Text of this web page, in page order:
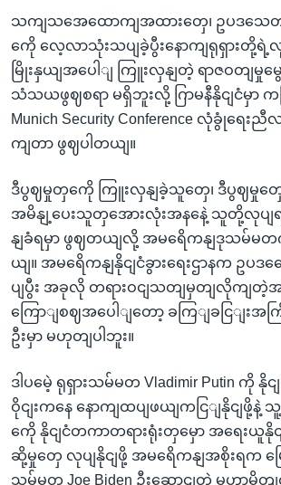
သကျသအေထောကျအထားတှေ၊ ဥပဒသေ
ကေို လေ့လာသုံးသပျခဲ့ပွီးနောကျရုရှားတို့ရဲ့
မြိုးနှယျအပေါျ ကြူးလှနျတဲ့ ရာဇဝတျမှု
သံသယဖွဈစရာ မရှိဘူးလို့ ဂြာမနီနိုငျငံမှာ က
Munich Security Conference လုံခွုံရေး
ကျတာ ဖွဈပါတယျ။
ဒီပွဈမှုတှကေို ကြူးလှနျခဲ့သူတှေ၊ ဒီပွဈမှုတှေ
အမိနျ့ပေးသူတှအေားလုံးအနနေဲ့ သူတို့လုပျ
နျခံရမှာ ဖွဈတယျလို့ အမရေိကနျဒုသမ်မတ
ယျ။ အမရေိကနျနိုငျငံခွားရေးဌာနက ဥပဒ
ပျပွီး အခုလို တရားဝငျသတျမှတျလိုကျတဲ့
ကြောျစဈအပေါျတော့ ခကြျခငြျးအ
ဦးမှာ မဟုတျပါဘူး။
ဒါပမေဲ့ ရုရှားသမ်မတ Vladimir Putin ကို
ဝိုငျးကနေ နောကျထပျဖယျကငြျနိုငျဖို့နဲ့
ကေို နိုငျငံတကာတရားရုံးတှမှော အရေးယူနို
ဆို့မှုတှေ လုပျနိုငျဖို့ အမရေိကနျအစိုးရက မြှ
သမ်မတ Joe Biden ဦးဆောငျတဲ့ မဟာမိ